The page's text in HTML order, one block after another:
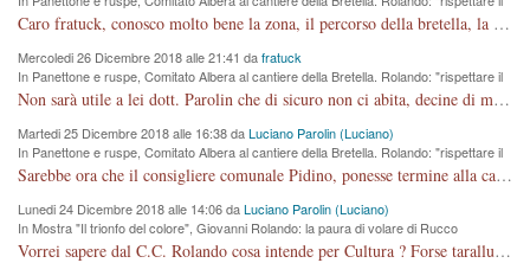
cronoprogramma"
Caro fratuck, conosco molto bene la zona, il percorso della bretella, la situazione dei cittadini, abito in Viale Trento. A partire dal 2003 ho partecipato al Comitato di Maddalene pro bretella, e a riunioni propositive per apportare modifiche al progetto. Numerose mie foto del territorio sono arrivate a Roma, altri miei interventi (non graditi dalla Sx) sono stati pubblicati dal GdV, assieme ad altri come Ciro Asproso, ora favorevole alla bretella. Ho partecipato alla raccolta firme per la chiusura della strada x 5 giorni eseguita dal Sindaco Hullwech per sforamento 180 Micro/g. Pertanto come impegno per la tematica sono apposto con la coscienza. Ora il Progetto è partito, fine! Voglio dire che la nuova Giunta "comunale" non c'entra più. L'opera sarà "malauguratamente" eseguita, ma non con il mio placet. Il Consigliere Comunale dovrebbe capire che la campagna elettorale è finita, con buona pace di tutti. Quello che invece dovrebbe interessare è la proprietà della strada, dall'uscita autostradale Ovest, sino alla Rotatoria dell'Albara, vi sono tre possessori: Autostrade SpA; La Provincia, il Comune. Come la mettiamo per il futuro ? I costi, da 50 sono saliti a 100 milioni di € come dire 20 milioni a KM (!) da non credere. Comunque si farà. Ma nessuno canti Vittoria, anzi meglio non farne un ulteriore fatto "partitico" per questioni elettorali o di seggio. Se mi manda la sua mail, sono disponibile ad inviare i documenti e le foto sopra descritte. Con ossequi, Luciano Parolin
Mercoledi 26 Dicembre 2018 alle 21:41 dafratuck
In Panettone e ruspe, Comitato Albera al cantiere della Bretella. Rolando: "rispettare il
cronoprogramma"
Non sarà utile a lei dott. Parolin che di sicuro non ci abita, decine di migliaia di TIR, automobili e padroncini che passano quotidianamente per una strada appena rotabile, non è più possibile stendere i panni, attraversare la strada senza rischiare la morte, le case stanno crepando, i tempi sono cambiati e la bretella non passerà assolutamente per maddalene (ma cosa sta a dire?!), dia invece responsabilità a chi ha costruito tagliando la strada che doveva invece terminare a isola vicentina e non al moracchino lasciando Motta di Costabissara ancora in panne di traffico. I tempi sono cambiati dottore e se l'anagrafe della vita stagna nell'essere umano impressioni conservatrici, la società non le considera perchè va avanti, si industrializza e ha bisogno di infrastrutture e di sviluppo. Ultima considerazione, se è geloso di Rolando perchè vede in lui solo campagne politiche mentre si difendono i SOLI diritti dei cittadini, la preghiamo faccia considerazioni più appropriate. Saluti e complimenti per i suoi scritti.
Martedi 25 Dicembre 2018 alle 16:38 daLuciano Parolin (Luciano)
In Panettone e ruspe, Comitato Albera al cantiere della Bretella. Rolando: "rispettare il
cronoprogramma"
Sarebbe ora che il consigliere comunale Pidino, ponesse termine alla campagna elettorale nel territorio del suo seggio Villaggio del Sole. La tiraca è iniziata, distruggerà 6 km di prateria ovest della città, ricca di fonti e sorgenti d'acqua. I cittadini di Maddalene non avranno più Pace la notte. Molta colpa per la costruzione di questa Strada è proprio del signor Rolando,dei suoi gazebo mobili e che vuol far passare questa opera VANDALICA come progetto "utile" a chi ? Non è cosa seria sig. Rolando!
Lunedi 24 Dicembre 2018 alle 14:06 daLuciano Parolin (Luciano)
In Mostra "Il trionfo del colore", Giovanni Rolando: la paura di volare di Rucco
Vorrei sapere dal C.C. Rolando cosa intende per Cultura ? Forse tarallucci, vino e sagre, o spaghetti tricolori del PD ? Il continuo (s)parlare della mostra a Palazzo Chiericati caro consigliere DANNEGGIA FORTEMENTE l'immagine della città TUTTA e fa deviare i consensi che in RUSSIA (badi bene ex U.R.S.S.) sono ECCELLENTI. A livello artistico l'evento è di alta Valenza culturale, COMPITO di Tutta la Cittadinanza fare il possibile per propagandare l'iniziativa senza farne UN CASO PARTITICO come fa Lei da sempre. Meno Gazebo + Partecipazione! E così sia. Amen.